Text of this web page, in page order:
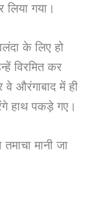
गया।
के लिए हो
विरमित कर
वे औरंगाबाद में ही
हाथ पकड़े गए।
मानी जा